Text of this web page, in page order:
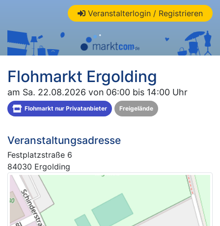
Veranstalterlogin / Registrieren
Flohmarkt Ergolding
am Sa. 22.08.2026 von 06:00 bis 14:00 Uhr
Flohmarkt nur Privatanbieter Freigelände
Veranstaltungsadresse
Festplatzstraße 6
84030 Ergolding